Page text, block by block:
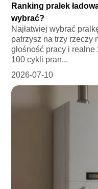
Ranking pralek
wybrać?
Najłatwiej wybrać
patrzysz na trzy rzeczy
głośność pracy i
100 cykli pran...
2026-07-10